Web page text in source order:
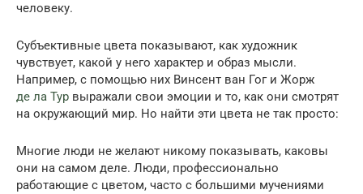
человеку.
Субъективные цвета показывают, как художник
чувствует, какой у него характер и образ мысли.
Например, с помощью них Винсент ван Гог и Жорж
де ла Тур выражали свои эмоции и то, как они смотрят
на окружающий мир. Но найти эти цвета не так просто:
Многие люди не желают никому показывать, каковы
они на самом деле. Люди, профессионально
работающие с цветом, часто с большими мучениями